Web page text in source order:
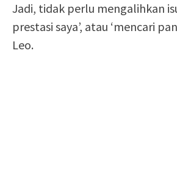
Jadi, tidak perlu mengalihkan
prestasi saya’, atau ‘mencari
Leo.